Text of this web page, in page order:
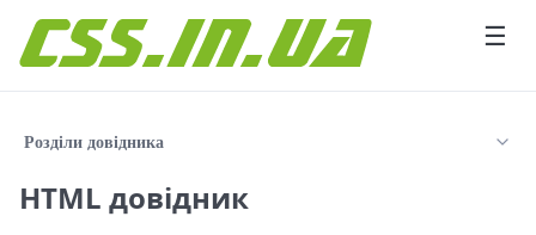
☰
Розділи довідника
HTML довідник